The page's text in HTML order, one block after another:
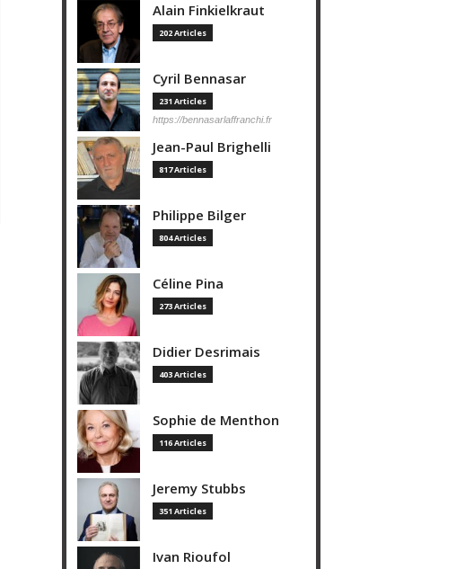
Alain Finkielkraut
202 Articles
Cyril Bennasar
231 Articles
https://bennasarlaffranchi.fr
Jean-Paul Brighelli
817 Articles
Philippe Bilger
804 Articles
Céline Pina
273 Articles
Didier Desrimais
403 Articles
Sophie de Menthon
116 Articles
Jeremy Stubbs
351 Articles
Ivan Rioufol